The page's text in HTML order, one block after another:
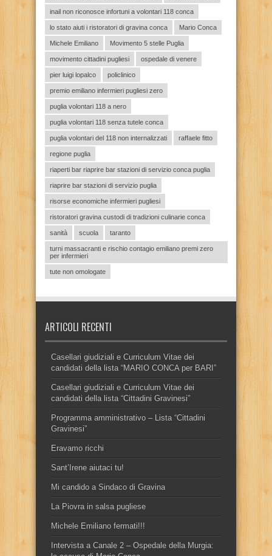
inail non riconosce infortuni a volontari 118 conca
lo stato aiuti i ristoratori di gravina conca Mario Conca
Michele Emiliano Movimento 5 stelle Puglia
movimento cittadini pugliesi ospedale di venere
pier luigi lopalco policlinico
premio emiliano infermieri pugliesi zero
puglia volontari 118 a nero
puglia volontari 118 senza tutele conca
puglia volontari del 118 non internalizzati raffaele fitto
regione puglia
riaperti bar riaprire bar stazioni di servizio conca puglia
riaprire bar stazioni di servizio puglia
risorse economiche infermieri pugliesi
ristoratori gravina custodi di tradizioni culinarie conca
sanità scuola taranto
turni massacranti e rischio contagio emiliano premi zero
per infermieri
tute non omologate
ARTICOLI RECENTI
Casellari giudiziali e Curriculum Vitae dei
candidati della lista “MARIO CONCA per BARI”
Casellari giudiziali e Curriculum Vitae dei
candidati della lista “Cittadini Gravinesi”
Programma amministrativo – Lista “Cittadini
Gravinesi”
Eravamo ricchi
Sant’Irene aiutaci tu!
Mi candido a Sindaco di Gravina
La Piovra in salsa pugliese
Michele Emiliano fermati!!!
Intervista a Canale 2 – Ospedale della Murgia: